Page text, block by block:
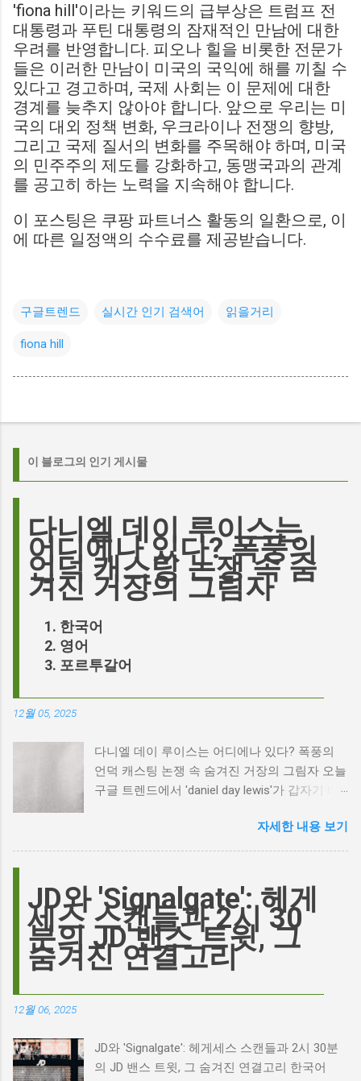
'fiona hill'이라는 키워드의 급부상은 트럼프 전
대통령과 푸틴 대통령의 잠재적인 만남에 대한
우려를 반영합니다. 피오나 힐을 비롯한 전문가
들은 이러한 만남이 미국의 국익에 해를 끼칠 수
있다고 경고하며, 국제 사회는 이 문제에 대한
경계를 늦추지 않아야 합니다. 앞으로 우리는 미
국의 대외 정책 변화, 우크라이나 전쟁의 향방,
그리고 국제 질서의 변화를 주목해야 하며, 미국
의 민주주의 제도를 강화하고, 동맹국과의 관계
를 공고히 하는 노력을 지속해야 합니다.
이 포스팅은 쿠팡 파트너스 활동의 일환으로, 이
에 따른 일정액의 수수료를 제공받습니다.
구글트렌드 실시간 인기 검색어 읽을거리
fiona hill
이 블로그의 인기 게시물
다니엘 데이 루이스는
어디에나 있다? 폭풍의
언덕 캐스팅 논쟁 속 숨
겨진 거장의 그림자
한국어
영어
포르투갈어
12월 05, 2025
다니엘 데이 루이스는 어디에나 있다? 폭풍의
언덕 캐스팅 논쟁 속 숨겨진 거장의 그림자 오늘
구글 트렌드에서 'daniel day lewis'가 갑자기 떠
이름이 왜 다시 사람들의 입에 오르내리는 걸까
요? 표면적으로는 마고 로비가 제작하고 주연을
이 그 시작입니다. 하지만 그 이면에는 '연기'라
는 예술에 대한 깊은 갈망과, 완벽주의를 향한
끊임없는 열망이 숨겨져 있습니다. Photo by
Plufow Le Studio on Unsplash 폭풍의 언덕, 그
리고 캐스팅 논쟁의 불씨 최근 몇 주 동안 영화
하는 동시에 우려를 표했습니다. 일부에서는 엘
로디의 이미지가 원작 속 히스클리프와는 다소
자세한 내용 보기
JD와 'Signalgate': 헤게
세스 스캔들과 2시 30
분의 JD 밴스 트윗, 그
숨겨진 연결고리
12월 06, 2025
JD와 'Signalgate': 헤게세스 스캔들과 2시 30분
의 JD 밴스 트윗, 그 숨겨진 연결고리 한국어